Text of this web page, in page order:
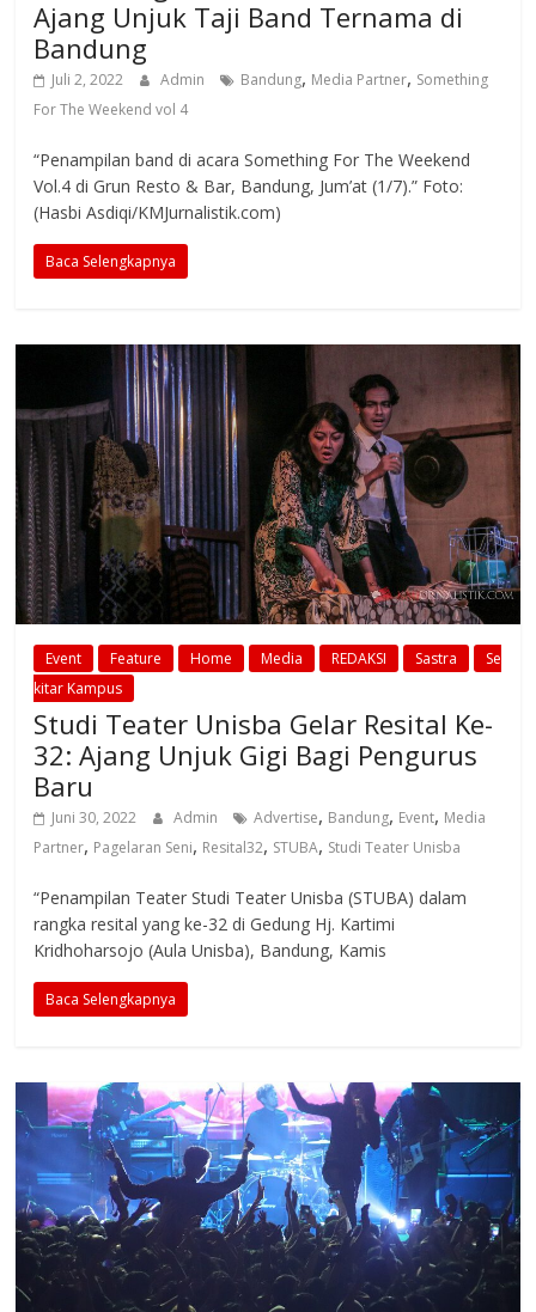
Ajang Unjuk Taji Band Ternama di
Bandung
Juli 2, 2022 Admin Bandung, Media Partner, Something
For The Weekend vol 4
“Penampilan band di acara Something For The Weekend
Vol.4 di Grun Resto & Bar, Bandung, Jum’at (1/7).” Foto:
(Hasbi Asdiqi/KMJurnalistik.com)
Baca Selengkapnya
Event Feature Home Media REDAKSI Sastra
Se
kitar Kampus
Studi Teater Unisba Gelar Resital Ke-
32: Ajang Unjuk Gigi Bagi Pengurus
Baru
Juni 30, 2022 Admin Advertise, Bandung, Event, Media
Partner, Pagelaran Seni, Resital32, STUBA, Studi Teater Unisba
“Penampilan Teater Studi Teater Unisba (STUBA) dalam
rangka resital yang ke-32 di Gedung Hj. Kartimi
Kridhoharsojo (Aula Unisba), Bandung, Kamis
Baca Selengkapnya